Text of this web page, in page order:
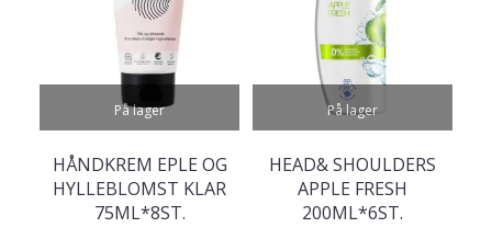
På lager
HÅNDKREM EPLE OG
HYLLEBLOMST KLAR
75ML*8ST.
På lager
HEAD& SHOULDERS
APPLE FRESH
200ML*6ST.